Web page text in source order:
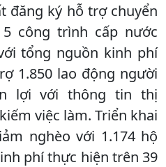
đăng ký hỗ trợ chuyển
công trình cấp nước
tổng nguồn kinh phí
1.850 lao động người
lợi với thông tin thị
việc làm. Triển khai
nghèo với 1.174 hộ
phí thực hiện trên 39